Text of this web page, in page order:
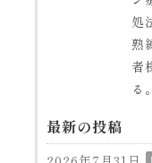
処
熟
者
る。
最新の投稿